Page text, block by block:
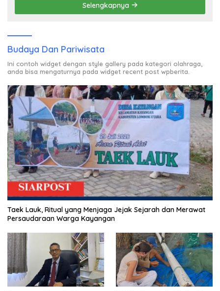
Selengkapnya
Budaya Dan Pariwisata
Ini contoh widget dengan style gallery pada kategori olahraga,
anda bisa mengaturnya pada widget recent post wpberita.
Taek Lauk, Ritual yang Menjaga Jejak Sejarah dan Merawat
Persaudaraan Warga Kayangan